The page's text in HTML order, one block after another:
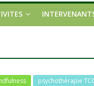
psychothérapie